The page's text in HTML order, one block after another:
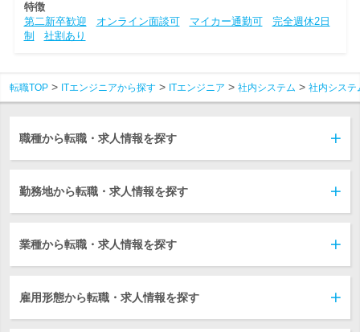
特徴
第二新卒歓迎
オンライン面談可 マイカー通勤可
完全週休2日
制
社割あり
転職TOP ITエンジニアから探す ITエンジニア 社内システム 社内システ
職種から転職・求人情報を探す
勤務地から転職・求人情報を探す
業種から転職・求人情報を探す
雇用形態から転職・求人情報を探す